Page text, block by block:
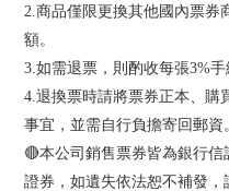
2.商品僅限更換其他國內票券
額。
3.如需退票，則酌收每張3%手
4.退換票時請將票券正本、購
事宜，並需自行負擔寄回郵資
🔴本公司銷售票券皆為銀行
證券，如遺失依法恕不補發，